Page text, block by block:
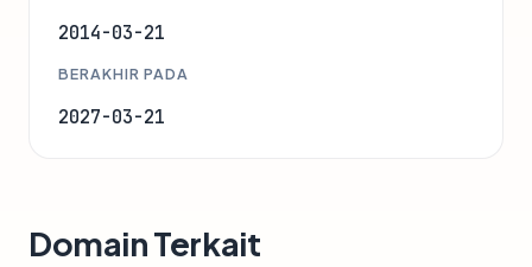
2014-03-21
BERAKHIR PADA
2027-03-21
Domain Terkait